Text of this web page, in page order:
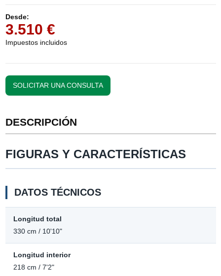
Desde:
3.510 €
Impuestos incluidos
SOLICITAR UNA CONSULTA
DESCRIPCIÓN
FIGURAS Y CARACTERÍSTICAS
DATOS TÉCNICOS
Longitud total
330 cm / 10'10"
Longitud interior
218 cm / 7'2"